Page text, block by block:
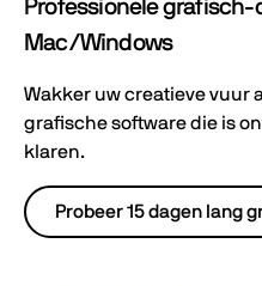
Professionele
Mac/Windows
Wakker uw creatieve vuur
grafische software die is
klaren.
Probeer 15 dagen lang